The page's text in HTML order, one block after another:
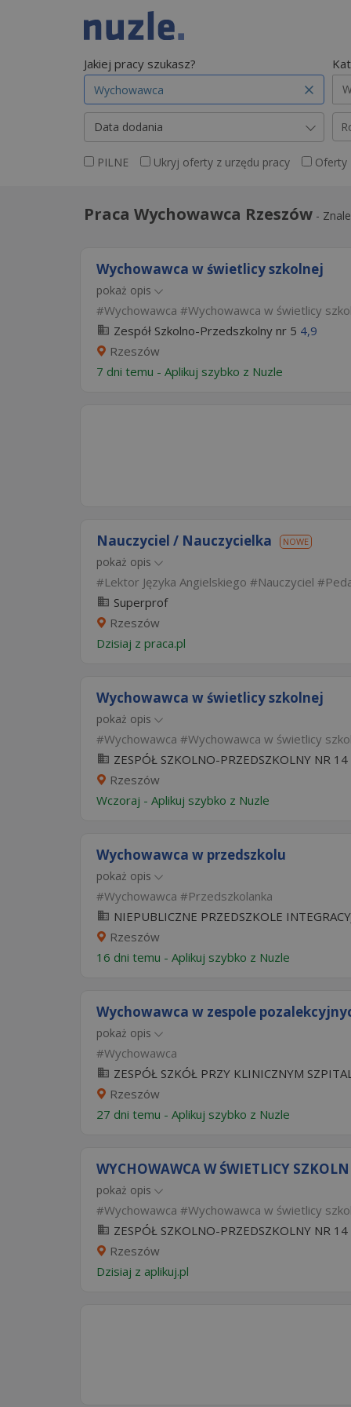
Jakiej pracy szukasz?
Data dodania
PILNE Ukryj oferty z urzędu pracy Oferty
Praca Wychowawca Rzeszów -
Wychowawca w świetlicy szkolnej
pokaż opis
Wychowawca
Wychowawca w świetlicy
Zespół Szkolno-Przedszkolny nr 5 4,9
Rzeszów
7 dni temu - Aplikuj szybko z Nuzle
Nauczyciel / Nauczycielka NOWE
pokaż opis
Lektor Języka Angielskiego Nauczyciel
Superprof
Rzeszów
Dzisiaj z praca.pl
Wychowawca w świetlicy szkolnej
pokaż opis
Wychowawca
Wychowawca w świetlicy
ZESPÓŁ SZKOLNO-PRZEDSZKOLNY NR
Rzeszów
Wczoraj - Aplikuj szybko z Nuzle
Wychowawca w przedszkolu
pokaż opis
Wychowawca
Przedszkolanka
NIEPUBLICZNE PRZEDSZKOLE
Rzeszów
16 dni temu - Aplikuj szybko z Nuzle
Wychowawca w zespole
pokaż opis
Wychowawca
ZESPÓŁ SZKÓŁ PRZY KLINICZNYM
Rzeszów
27 dni temu - Aplikuj szybko z Nuzle
WYCHOWAWCA W ŚWIETLICY
pokaż opis
Wychowawca
Wychowawca w świetlicy
ZESPÓŁ SZKOLNO-PRZEDSZKOLNY NR 14
Rzeszów
Dzisiaj z aplikuj.pl